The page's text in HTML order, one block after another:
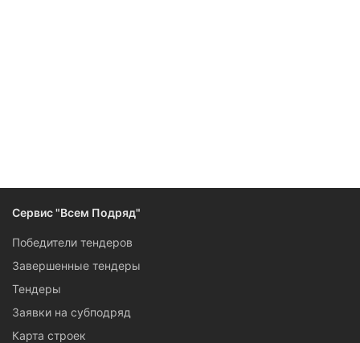
Сервис "Всем Подряд"
Победители тендеров
Завершенные тендеры
Тендеры
Заявки на субподряд
Карта строек